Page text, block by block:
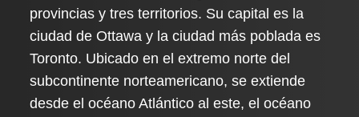
provincias y tres territorios. Su capital es la
ciudad de Ottawa y la ciudad más poblada es
Toronto. Ubicado en el extremo norte del
subcontinente norteamericano, se extiende
desde el océano Atlántico al este, el océano